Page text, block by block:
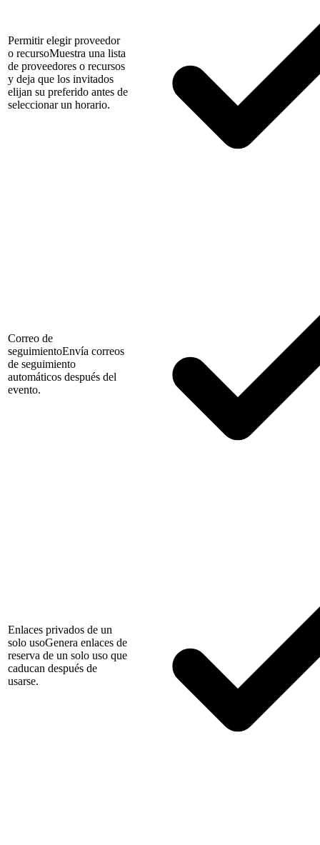
Permitir elegir proveedor
o recursoMuestra una lista
de proveedores o recursos
y deja que los invitados
elijan su preferido antes de
seleccionar un horario.
Correo de
seguimientoEnvía correos
de seguimiento
automáticos después del
evento.
Enlaces privados de un
solo usoGenera enlaces de
reserva de un solo uso que
caducan después de
usarse.